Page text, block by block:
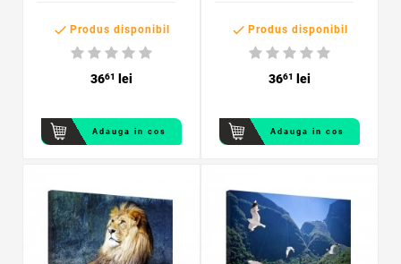
 Produs disponibil
3661 lei
Adauga in cos
 Produs disponibil
3661 lei
Adauga in cos